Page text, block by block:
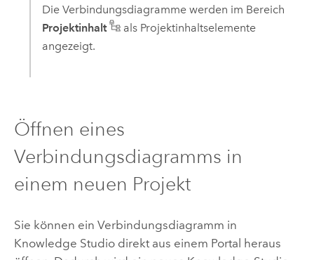
Die Verbindungsdiagramme werden im Bereich
Projektinhalt
als Projektinhaltselemente
angezeigt.
Öffnen eines
Verbindungsdiagramms in
einem neuen Projekt
Sie können ein Verbindungsdiagramm in
Knowledge Studio direkt aus einem Portal heraus